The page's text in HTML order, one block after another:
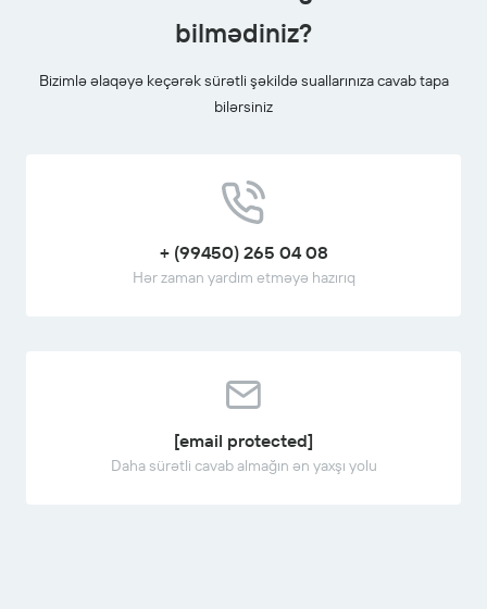
bilmədiniz?
Bizimlə əlaqəyə keçərək sürətli şəkildə suallarınıza cavab tapa
bilərsiniz
+ (99450) 265 04 08
Hər zaman yardım etməyə hazırıq
[email protected]
Daha sürətli cavab almağın ən yaxşı yolu